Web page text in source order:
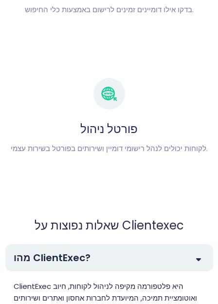
בדקו אילו דומיינים זמינים לרישום באמצעות כלי החיפוש.
פורטל ניהול
לקוחות יכולים לנהל רישומי דומיין ושירותים בפורטל בשירות עצמי.
שאלות נפוצות על Clientexec
מהו ClientExec?
ואוטומציית תמיכה, המיועדת לחברות אחסון ואתרים ושירותים